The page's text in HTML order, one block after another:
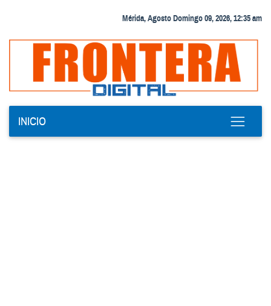
Mérida, Agosto Domingo 09, 2026, 12:35 am
INICIO